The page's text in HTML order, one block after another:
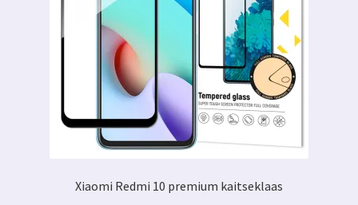
Xiaomi Redmi 10 premium kaitseklaas